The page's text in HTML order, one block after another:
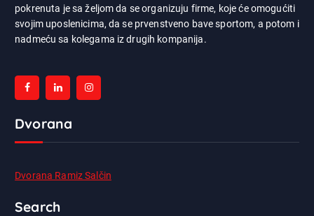
pokrenuta je sa željom da se organizuju firme, koje će omogućiti
svojim uposlenicima, da se prvenstveno bave sportom, a potom i
nadmeću sa kolegama iz drugih kompanija.
Dvorana
Dvorana Ramiz Salčin
Search